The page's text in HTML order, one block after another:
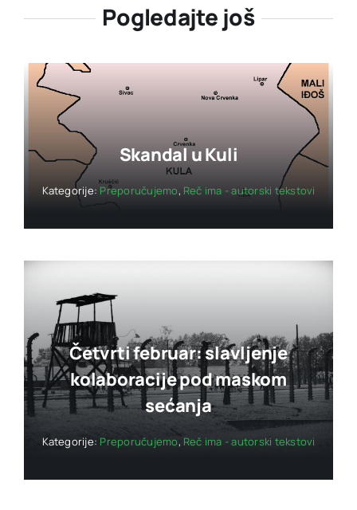
Pogledajte još
Skandal u Kuli
Kategorije: Preporučujemo, Reč ima - autorski tekstovi
Četvrti februar: slavljenje
kolaboracije pod maskom
sećanja
Kategorije: Preporučujemo, Reč ima - autorski tekstovi